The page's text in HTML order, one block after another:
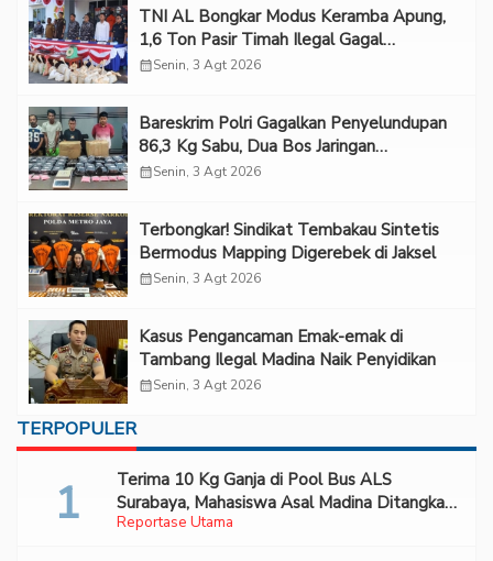
TNI AL Bongkar Modus Keramba Apung,
1,6 Ton Pasir Timah Ilegal Gagal
Diselundupkan
calendar_monthSenin, 3 Agt 2026
Bareskrim Polri Gagalkan Penyelundupan
86,3 Kg Sabu, Dua Bos Jaringan
Internasional Diburu
calendar_monthSenin, 3 Agt 2026
Terbongkar! Sindikat Tembakau Sintetis
Bermodus Mapping Digerebek di Jaksel
calendar_monthSenin, 3 Agt 2026
Kasus Pengancaman Emak-emak di
Tambang Ilegal Madina Naik Penyidikan
calendar_monthSenin, 3 Agt 2026
TERPOPULER
Reportase Utama
Terima 10 Kg Ganja di Pool Bus ALS
Surabaya, Mahasiswa Asal Madina Ditangkap
Bareskrim